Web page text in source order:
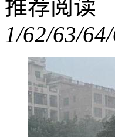
推荐阅读
1/62/63/6